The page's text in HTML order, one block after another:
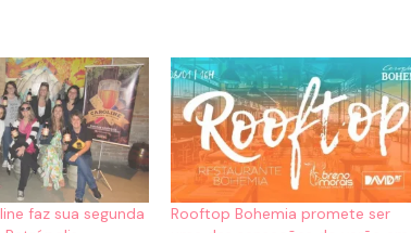
faz sua segunda
Rooftop Bohemia promete ser